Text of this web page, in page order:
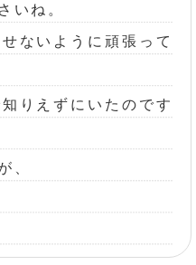
いね。
ないように頑張って
りえずにいたのです
、